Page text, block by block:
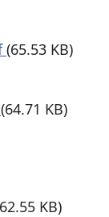
(65.53 KB)
(64.71 KB)
KB)